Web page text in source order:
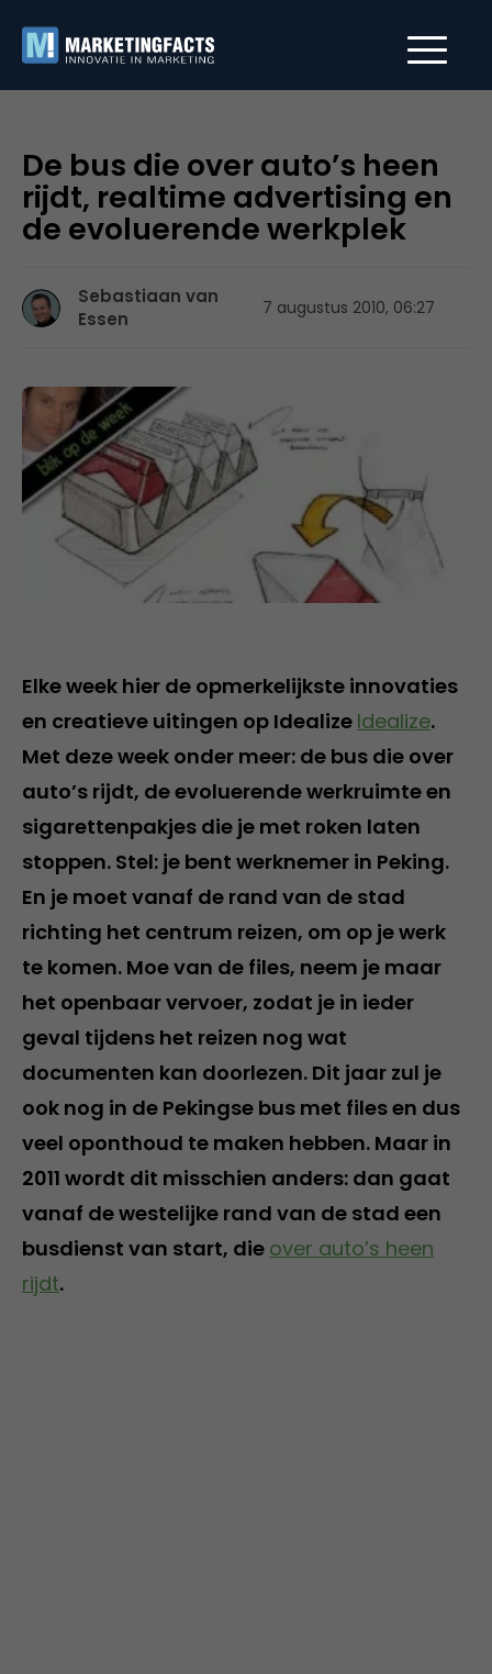
De bus die over auto’s heen
rijdt, realtime advertising en
de evoluerende werkplek
Sebastiaan van
Essen
7 augustus 2010, 06:27
Elke week hier de opmerkelijkste innovaties
en creatieve uitingen op Idealize Idealize.
Met deze week onder meer: de bus die over
auto’s rijdt, de evoluerende werkruimte en
sigarettenpakjes die je met roken laten
stoppen. Stel: je bent werknemer in Peking.
En je moet vanaf de rand van de stad
richting het centrum reizen, om op je werk
te komen. Moe van de files, neem je maar
het openbaar vervoer, zodat je in ieder
geval tijdens het reizen nog wat
documenten kan doorlezen. Dit jaar zul je
ook nog in de Pekingse bus met files en dus
veel oponthoud te maken hebben. Maar in
2011 wordt dit misschien anders: dan gaat
vanaf de westelijke rand van de stad een
busdienst van start, die over auto’s heen
rijdt.